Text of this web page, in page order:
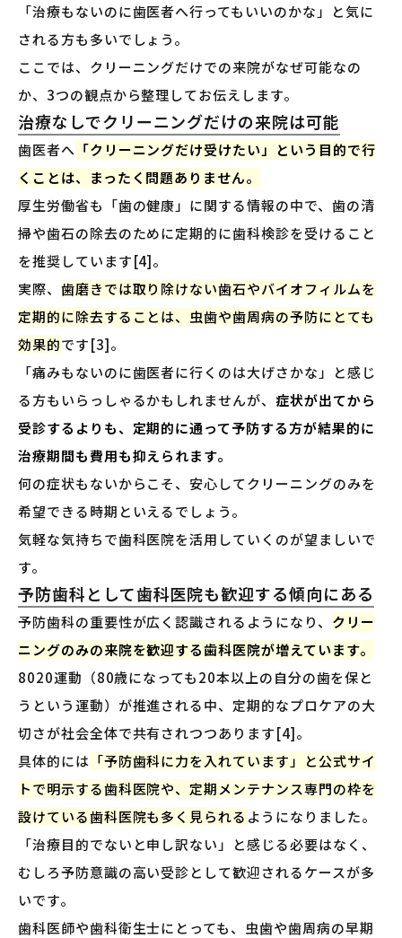
「治療もないのに歯医者へ行ってもいいのかな」と気に
される方も多いでしょう。
ここでは、クリーニングだけでの来院がなぜ可能なの
か、3つの観点から整理してお伝えします。
治療なしでクリーニングだけの来院は可能
歯医者へ 「クリーニングだけ受けたい」という目的で行
くことは、まったく問題ありません。
厚生労働省も「歯の健康」に関する情報の中で、歯の清
掃や歯石の除去のために定期的に歯科検診を受けること
を推奨しています[4]。
実際、 歯磨きでは取り除けない歯石やバイオフィルムを
定期的に除去することは、虫歯や歯周病の予防にとても
効果的です[3]。
「痛みもないのに歯医者に行くのは大げさかな」と感じ
る方もいらっしゃるかもしれませんが、 症状が出てから
受診するよりも、定期的に通って予防する方が結果的に
治療期間も費用も抑えられます。
何の症状もないからこそ、安心してクリーニングのみを
希望できる時期といえるでしょう。
気軽な気持ちで歯科医院を活用していくのが望ましいで
す。
予防歯科として歯科医院も歓迎する傾向にある
予防歯科の重要性が広く認識されるようになり、 クリー
ニングのみの来院を歓迎する歯科医院が増えています。
8020運動（80歳になっても20本以上の自分の歯を保と
うという運動）が推進される中、定期的なプロケアの大
切さが社会全体で共有されつつあります[4]。
具体的には 「予防歯科に力を入れています」と公式サイ
トで明示する歯科医院や、定期メンテナンス専門の枠を
設けている歯科医院も多く見られる ようになりました。
「治療目的でないと申し訳ない」と感じる必要はなく、
むしろ予防意識の高い受診として歓迎されるケースが多
いです。
歯科医師や歯科衛生士にとっても、虫歯や歯周病の早期